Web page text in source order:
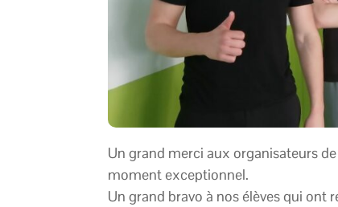
Un grand merci aux organisateurs
moment exceptionnel.
Un grand bravo à nos élèves qui ont